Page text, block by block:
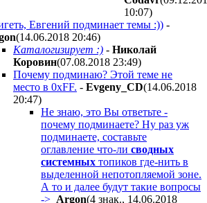
10:07)
Евгений подминает темы :)) -
(14.06.2018 20:46)
Каталогизирует :) - Николай
Коровин(07.08.2018 23:49)
Почему подминаю? Этой теме не
место в 0xFF. - Evgeny_CD(14.06.2018
20:47)
Не знаю, это Вы ответьте -
почему подминаете? Ну раз уж
подминаете, составьте
оглавление что-ли сводных
системных топиков где-нить в
выделенной непотопляемой зоне.
А то и далее будут такие вопросы
-> Argon(4 знак., 14.06.2018